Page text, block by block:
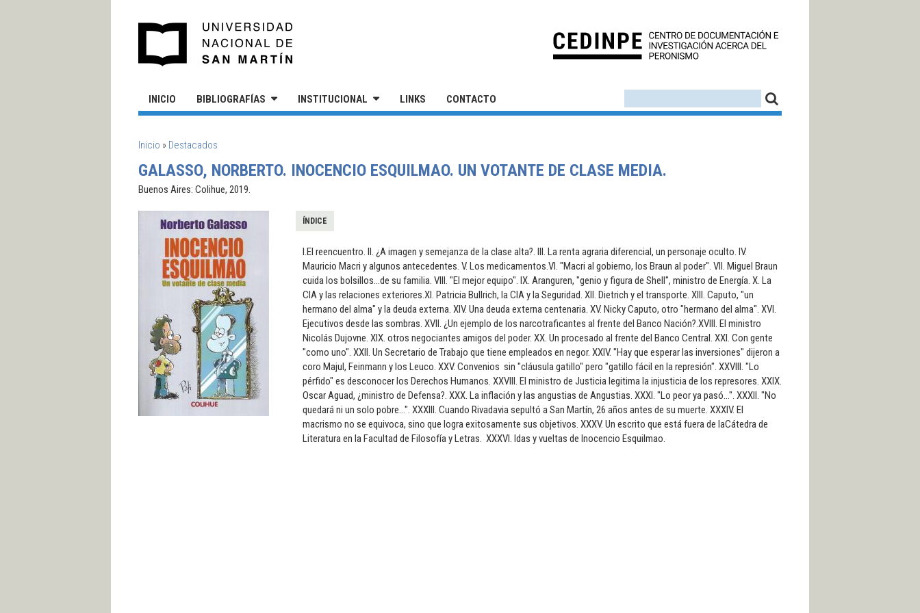
INICIO BIBLIOGRAFÍAS INSTITUCIONAL LINKS CONTACTO
SE ENCUENTRA USTED AQUÍ
Inicio » Destacados
GALASSO, NORBERTO. INOCENCIO ESQUILMAO. UN VOTANTE DE CLASE MEDIA.
Buenos Aires: Colihue, 2019.
ÍNDICE
I.El reencuentro. II. ¿A imagen y semejanza de la clase alta?. III. La renta agraria diferencial, un personaje oculto. IV.
Mauricio Macri y algunos antecedentes. V. Los medicamentos.VI. "Macri al gobierno, los Braun al poder". VII. Miguel Braun
cuida los bolsillos...de su familia. VIII. "El mejor equipo". IX. Aranguren, "genio y figura de Shell", ministro de Energía. X. La
CIA y las relaciones exteriores.XI. Patricia Bullrich, la CIA y la Seguridad. XII. Dietrich y el transporte. XIII. Caputo, "un
hermano del alma" y la deuda externa. XIV. Una deuda externa centenaria. XV. Nicky Caputo, otro "hermano del alma". XVI.
Ejecutivos desde las sombras. XVII. ¿Un ejemplo de los narcotraficantes al frente del Banco Nación?.XVIII. El ministro
Nicolás Dujovne. XIX. otros negociantes amigos del poder. XX. Un procesado al frente del Banco Central. XXI. Con gente
"como uno". XXII. Un Secretario de Trabajo que tiene empleados en negor. XXIV. "Hay que esperar las inversiones" dijeron a
coro Majul, Feinmann y los Leuco. XXV. Convenios sin "cláusula gatillo" pero "gatillo fácil en la represión". XXVIII. "Lo
pérfido" es desconocer los Derechos Humanos. XXVIII. El ministro de Justicia legitima la injusticia de los represores. XXIX.
Oscar Aguad, ¿ministro de Defensa?. XXX. La inflación y las angustias de Angustias. XXXI. "Lo peor ya pasó...". XXXII. "No
quedará ni un solo pobre...". XXXIII. Cuando Rivadavia sepultó a San Martín, 26 años antes de su muerte. XXXIV. El
macrismo no se equivoca, sino que logra exitosamente sus objetivos. XXXV. Un escrito que está fuera de laCátedra de
Literatura en la Facultad de Filosofía y Letras. XXXVI. Idas y vueltas de Inocencio Esquilmao.